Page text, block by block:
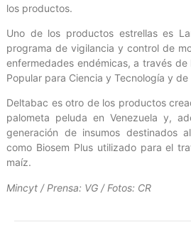
los productos.
Uno de los productos estrellas es
programa de vigilancia y control de
enfermedades endémicas, a través de
Popular para Ciencia y Tecnología y de
Deltabac es otro de los productos
palometa peluda en Venezuela y,
generación de insumos destinados
como Biosem Plus utilizado para el
maíz.
Mincyt / Prensa: VG / Fotos: CR